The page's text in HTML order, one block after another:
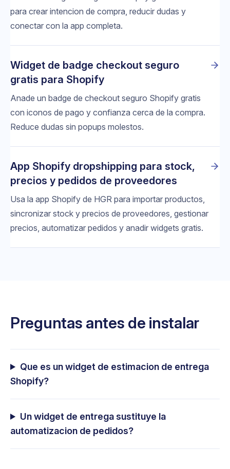
para crear intencion de compra, reducir dudas y
conectar con la app completa.
Widget de badge checkout seguro
gratis para Shopify
Anade un badge de checkout seguro Shopify gratis
con iconos de pago y confianza cerca de la compra.
Reduce dudas sin popups molestos.
App Shopify dropshipping para stock,
precios y pedidos de proveedores
Usa la app Shopify de HGR para importar productos,
sincronizar stock y precios de proveedores, gestionar
precios, automatizar pedidos y anadir widgets gratis.
Preguntas antes de instalar
Que es un widget de estimacion de entrega
Shopify?
Un widget de entrega sustituye la
automatizacion de pedidos?